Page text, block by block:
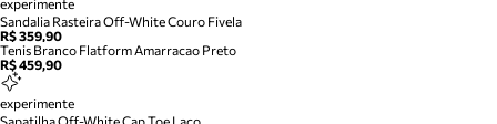
experimente
Sandalia Rasteira Off-White Couro Fivela
R$ 359,90
Tenis Branco Flatform Amarracao Preto
R$ 459,90
experimente
Sapatilha Off-White Cap Toe Laco